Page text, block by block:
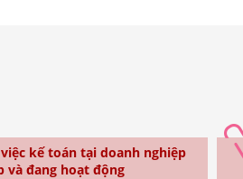
việc kế toán tại doanh nghiệp
và đang hoạt động